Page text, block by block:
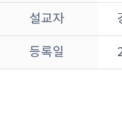
설교자
등록일